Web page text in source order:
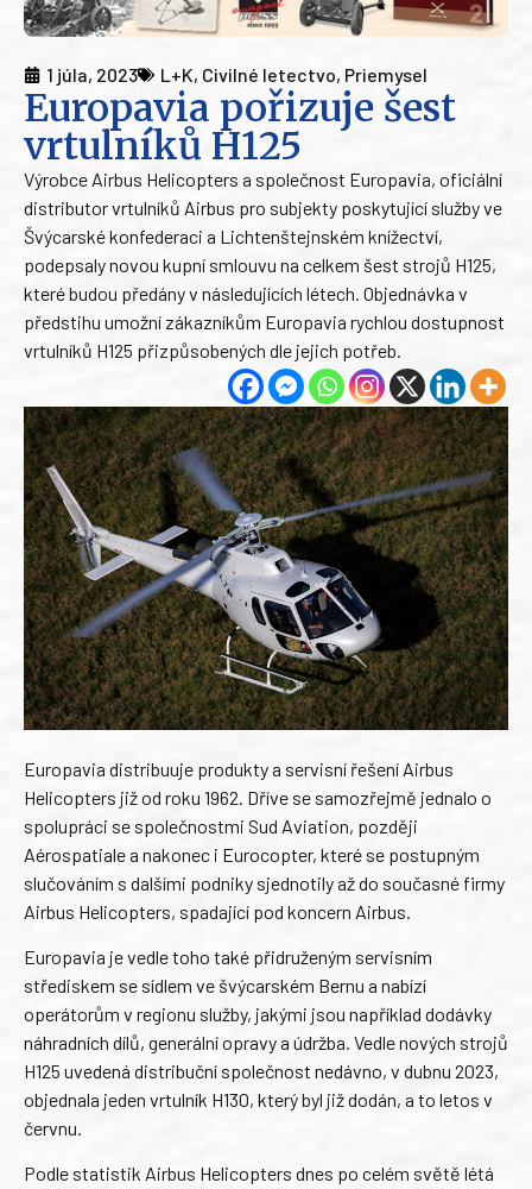
1 júla, 2023 L+K, Civilné letectvo, Priemysel
Europavia pořizuje šest
vrtulníků H125
Výrobce Airbus Helicopters a společnost Europavia, oficiální
distributor vrtulníků Airbus pro subjekty poskytující služby ve
Švýcarské konfederaci a Lichtenštejnském knížectví,
podepsaly novou kupní smlouvu na celkem šest strojů H125,
které budou předány v následujících létech. Objednávka v
předstihu umožní zákazníkům Europavia rychlou dostupnost
vrtulníků H125 přizpůsobených dle jejich potřeb.
Europavia distribuuje produkty a servisní řešení Airbus
Helicopters již od roku 1962. Dříve se samozřejmě jednalo o
spolupráci se společnostmi Sud Aviation, později
Aérospatiale a nakonec i Eurocopter, které se postupným
slučováním s dalšími podniky sjednotily až do současné firmy
Airbus Helicopters, spadající pod koncern Airbus.
Europavia je vedle toho také přidruženým servisním
střediskem se sídlem ve švýcarském Bernu a nabízí
operátorům v regionu služby, jakými jsou například dodávky
náhradních dílů, generální opravy a údržba. Vedle nových strojů
H125 uvedená distribuční společnost nedávno, v dubnu 2023,
objednala jeden vrtulník H130, který byl již dodán, a to letos v
červnu.
Podle statistik Airbus Helicopters dnes po celém světě létá